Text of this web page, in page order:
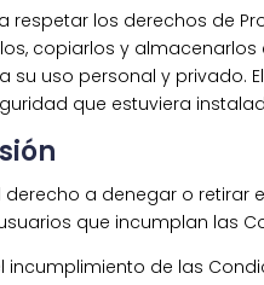
respetar los derechos de
copiarlos y
su uso personal y privado.
que estuviera instalado
el derecho a denegar o
que incumplan las
el incumplimiento de las